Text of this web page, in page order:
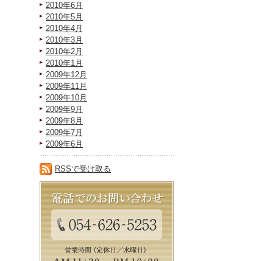
2010年6月
2010年5月
2010年4月
2010年3月
2010年2月
2010年1月
2009年12月
2009年11月
2009年10月
2009年9月
2009年8月
2009年7月
2009年6月
RSSで受け取る